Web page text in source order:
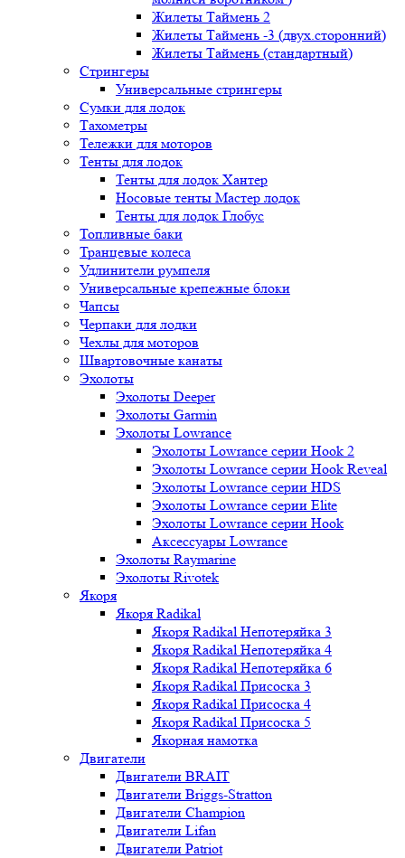
Жилеты Таймень 2
Жилеты Таймень -3 (двух.сторонний)
Жилеты Таймень (стандартный)
Стрингеры
Универсальные стрингеры
Сумки для лодок
Тахометры
Тележки для моторов
Тенты для лодок
Тенты для лодок Хантер
Носовые тенты Мастер лодок
Тенты для лодок Глобус
Топливные баки
Транцевые колеса
Удлинители румпеля
Универсальные крепежные блоки
Чапсы
Черпаки для лодки
Чехлы для моторов
Швартовочные канаты
Эхолоты
Эхолоты Deeper
Эхолоты Garmin
Эхолоты Lowrance
Эхолоты Lowrance серии Hook 2
Эхолоты Lowrance серии Hook Reveal
Эхолоты Lowrance серии HDS
Эхолоты Lowrance серии Elite
Эхолоты Lowrance серии Hook
Аксессуары Lowrance
Эхолоты Raymarine
Эхолоты Rivotek
Якоря
Якоря Radikal
Якоря Radikal Непотеряйка 3
Якоря Radikal Непотеряйка 4
Якоря Radikal Непотеряйка 6
Якоря Radikal Присоска 3
Якоря Radikal Присоска 4
Якоря Radikal Присоска 5
Якорная намотка
Двигатели
Двигатели BRAIT
Двигатели Briggs-Stratton
Двигатели Champion
Двигатели Lifan
Двигатели Patriot